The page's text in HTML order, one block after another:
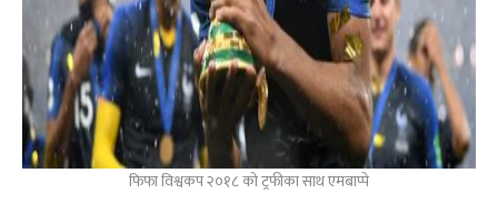
फिफा विश्वकप २०१८ को ट्रफीका साथ एमबाप्पे